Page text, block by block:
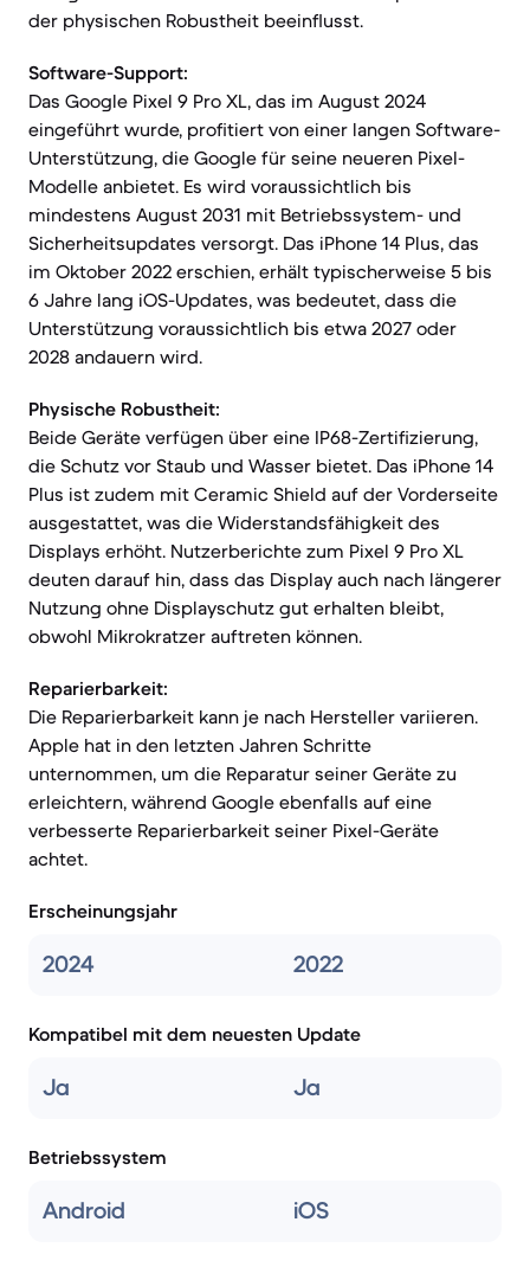
der physischen Robustheit beeinflusst.
Software-Support:
Das Google Pixel 9 Pro XL, das im August 2024
eingeführt wurde, profitiert von einer langen Software-
Unterstützung, die Google für seine neueren Pixel-
Modelle anbietet. Es wird voraussichtlich bis
mindestens August 2031 mit Betriebssystem- und
Sicherheitsupdates versorgt. Das iPhone 14 Plus, das
im Oktober 2022 erschien, erhält typischerweise 5 bis
6 Jahre lang iOS-Updates, was bedeutet, dass die
Unterstützung voraussichtlich bis etwa 2027 oder
2028 andauern wird.
Physische Robustheit:
Beide Geräte verfügen über eine IP68-Zertifizierung,
die Schutz vor Staub und Wasser bietet. Das iPhone 14
Plus ist zudem mit Ceramic Shield auf der Vorderseite
ausgestattet, was die Widerstandsfähigkeit des
Displays erhöht. Nutzerberichte zum Pixel 9 Pro XL
deuten darauf hin, dass das Display auch nach längerer
Nutzung ohne Displayschutz gut erhalten bleibt,
obwohl Mikrokratzer auftreten können.
Reparierbarkeit:
Die Reparierbarkeit kann je nach Hersteller variieren.
Apple hat in den letzten Jahren Schritte
unternommen, um die Reparatur seiner Geräte zu
erleichtern, während Google ebenfalls auf eine
verbesserte Reparierbarkeit seiner Pixel-Geräte
achtet.
Erscheinungsjahr
2024 2022
Kompatibel mit dem neuesten Update
Ja Ja
Betriebssystem
Android iOS